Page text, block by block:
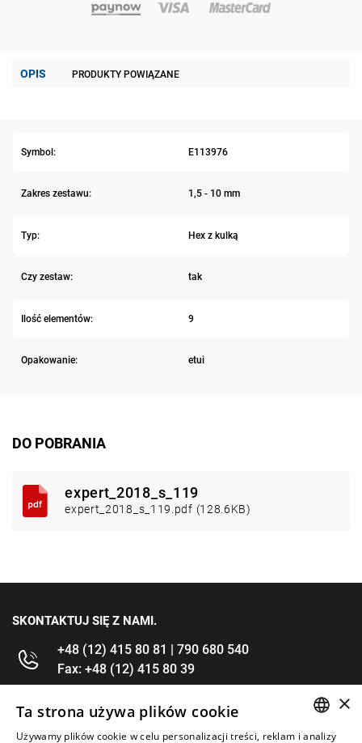
OPIS PRODUKTY POWIĄZANE
Symbol: E113976
Zakres zestawu: 1,5 - 10 mm
Typ: Hex z kulką
Czy zestaw: tak
Ilość elementów: 9
Opakowanie: etui
DO POBRANIA
expert_2018_s_119
expert_2018_s_119.pdf (128.6KB)
SKONTAKTUJ SIĘ Z NAMI.
+48 (12) 415 80 81 | 790 680 540
Fax: +48 (12) 415 80 39
kontakt@im-narzedzia.pl ×
Ta strona używa plików cookie
Używamy plików cookie w celu personalizacji treści, reklam i analizy